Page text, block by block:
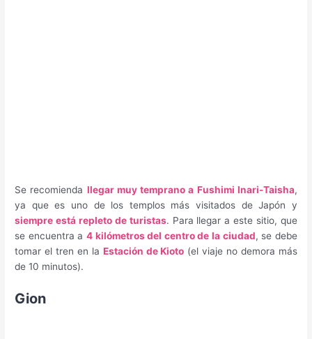
Se recomienda llegar muy temprano a Fushimi Inari-Taisha,
ya que es uno de los templos más visitados de Japón y
siempre está repleto de turistas. Para llegar a este sitio, que
se encuentra a 4 kilómetros del centro de la ciudad, se debe
tomar el tren en la Estación de Kioto (el viaje no demora más
de 10 minutos).
Gion